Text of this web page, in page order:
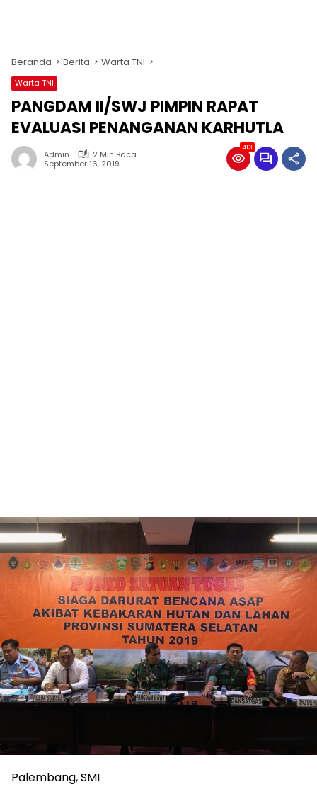
Beranda Berita Warta TNI
Warta TNI
PANGDAM II/SWJ PIMPIN RAPAT
EVALUASI PENANGANAN KARHUTLA
Admin
2 Min Baca
September 16, 2019
413
Palembang, SMI